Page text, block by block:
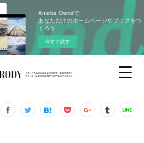
Ameba Owndで
あなただけのホームページやブログをつ
くろう
今すぐ試す